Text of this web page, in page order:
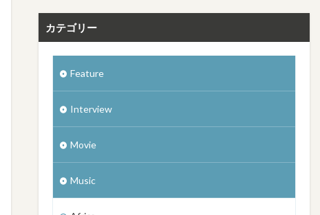
カテゴリー
Feature
Interview
Movie
Music